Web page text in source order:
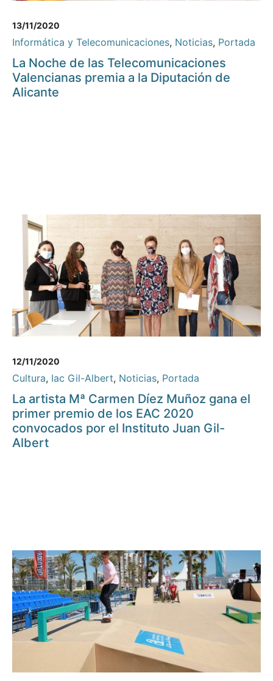
13/11/2020
Informática y Telecomunicaciones, Noticias, Portada
La Noche de las Telecomunicaciones
Valencianas premia a la Diputación de
Alicante
12/11/2020
Cultura, Iac Gil-Albert, Noticias, Portada
La artista Mª Carmen Díez Muñoz gana el
primer premio de los EAC 2020
convocados por el Instituto Juan Gil-
Albert